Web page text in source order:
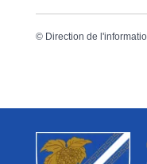
© Direction de